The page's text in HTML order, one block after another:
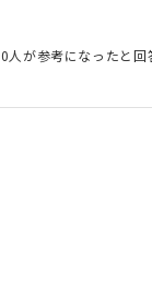
0人が参考になったと回